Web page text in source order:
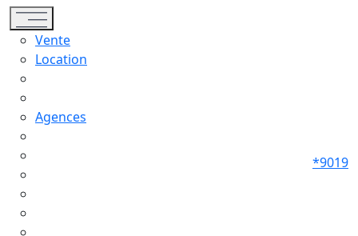
Toggle navigation
Vente
Location
Agences
*9019